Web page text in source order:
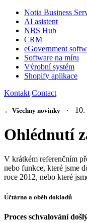
Notia Business
AI asistent
NBS Hub
CRM
eGovernment
Software na míru
Výrobní systém
Shopify aplikace
Kontakt Contact
← Všechny novinky · 10.
Ohlédnutí
V krátkém referenčním
nebo funkce, které jsme
roce 2012, nebo které
Účtárna a oběh dokladů
Proces schvalování